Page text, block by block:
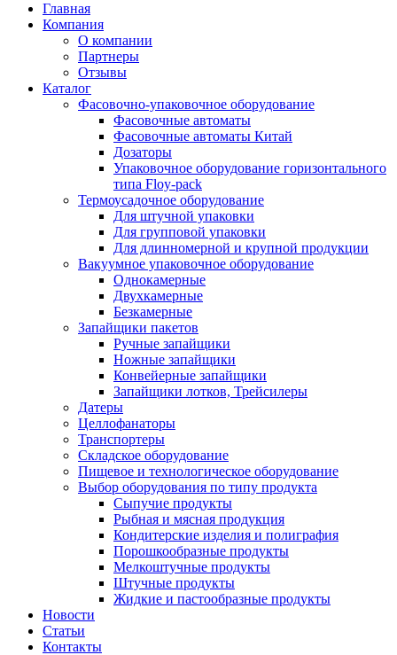
Главная
Компания
О компании
Партнеры
Отзывы
Каталог
Фасовочно-упаковочное оборудование
Фасовочные автоматы
Фасовочные автоматы Китай
Дозаторы
Упаковочное оборудование горизонтального
типа Floy-pack
Термоусадочное оборудование
Для штучной упаковки
Для групповой упаковки
Для длинномерной и крупной продукции
Вакуумное упаковочное оборудование
Однокамерные
Двухкамерные
Безкамерные
Запайщики пакетов
Ручные запайщики
Ножные запайщики
Конвейерные запайщики
Запайщики лотков, Трейсилеры
Датеры
Целлофанаторы
Транспортеры
Складское оборудование
Пищевое и технологическое оборудование
Выбор оборудования по типу продукта
Сыпучие продукты
Рыбная и мясная продукция
Кондитерские изделия и полиграфия
Порошкообразные продукты
Мелкоштучные продукты
Штучные продукты
Жидкие и пастообразные продукты
Новости
Статьи
Контакты